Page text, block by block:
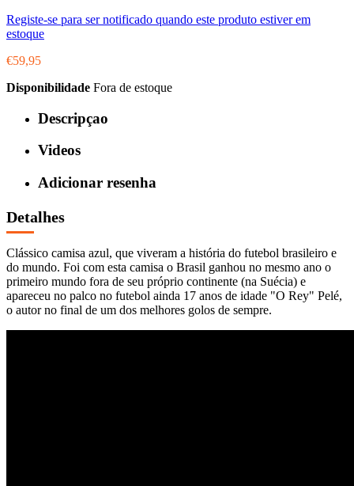
Registe-se para ser notificado quando este produto estiver em
estoque
€59,95
Disponibilidade Fora de estoque
Descripçao
Videos
Adicionar resenha
Detalhes
Clássico camisa azul, que viveram a história do futebol brasileiro e
do mundo. Foi com esta camisa o Brasil ganhou no mesmo ano o
primeiro mundo fora de seu próprio continente (na Suécia) e
apareceu no palco no futebol ainda 17 anos de idade "O Rey" Pelé,
o autor no final de um dos melhores golos de sempre.